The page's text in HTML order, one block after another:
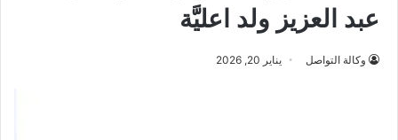
عبد العزيز ولد اعليَّة
وكالة التواصل يناير 20, 2026